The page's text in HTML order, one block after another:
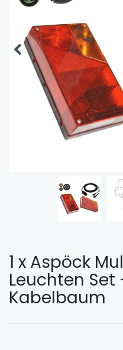
1 x Aspöck
Leuchten
Kabelbaum